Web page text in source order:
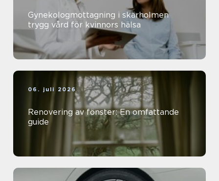
Gynekologmottagning i skärholmen
trygg vård för kvinnors hälsa
06. juli 2026
Renovering av fönster: En omfattande
guide